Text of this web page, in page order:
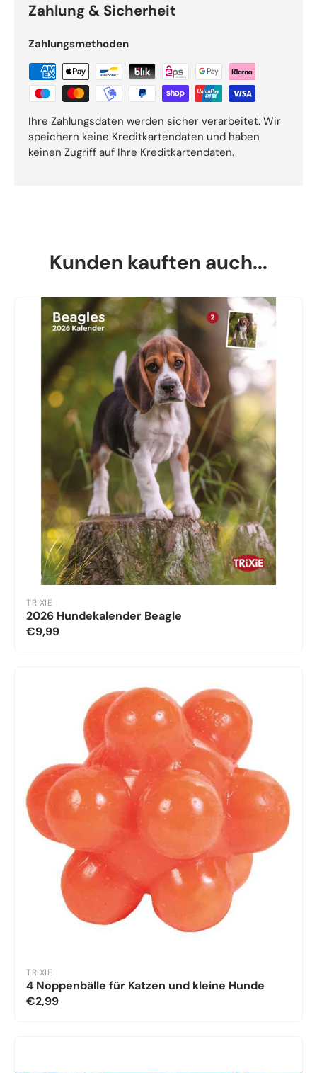
Zahlung & Sicherheit
Zahlungsmethoden
Ihre Zahlungsdaten werden sicher verarbeitet. Wir
speichern keine Kreditkartendaten und haben
keinen Zugriff auf Ihre Kreditkartendaten.
Kunden kauften auch...
TRIXIE
2026 Hundekalender Beagle
€9,99
TRIXIE
4 Noppenbälle für Katzen und kleine Hunde
€2,99